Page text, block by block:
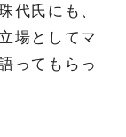
代氏にも、
場としてマ
ってもらっ